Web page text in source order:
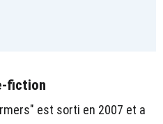
fiction
est sorti en 2007 et a